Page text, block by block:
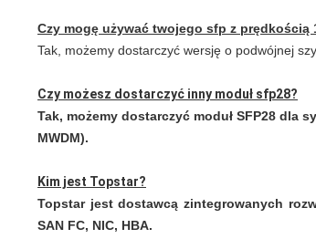
Czy mogę używać twojego sfp z prędkością
Tak, możemy dostarczyć wersję o podwójnej
Czy możesz dostarczyć inny moduł sfp28?
Tak, możemy dostarczyć moduł SFP28 dla
MWDM).
Kim jest Topstar?
Topstar jest dostawcą zintegrowanych
SAN FC, NIC, HBA.